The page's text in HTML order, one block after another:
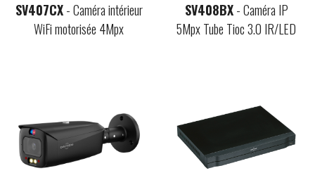
SV407CX- Caméra intérieur
WiFi motorisée 4Mpx
SV408BX- Caméra IP
5Mpx Tube Tioc 3.0 IR/LED